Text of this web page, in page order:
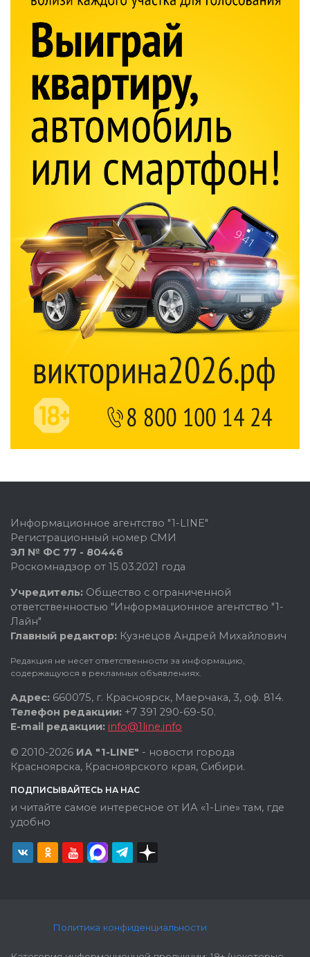
Информационное агентство "1-LINE"
Регистрационный номер СМИ
ЭЛ № ФС 77 - 80446
Роскомнадзор от 15.03.2021 года
Учредитель: Общество с ограниченной
ответственностью "Информационное агентство "1-
Лайн"
Главный редактор: Кузнецов Андрей Михайлович
Редакция не несет ответственности за информацию,
содержащуюся в рекламных объявлениях.
Адрес: 660075, г. Красноярск, Маерчака, 3, оф. 814.
Телефон редакции: +7 391 290-69-50.
E-mail редакции: info@1line.info
© 2010-2026 ИА "1-LINE" - новости города
Красноярска, Красноярского края, Сибири.
ПОДПИСЫВАЙТЕСЬ НА НАС
и читайте самое интересное от ИА «1-Line» там, где
удобно
Политика конфиденциальности